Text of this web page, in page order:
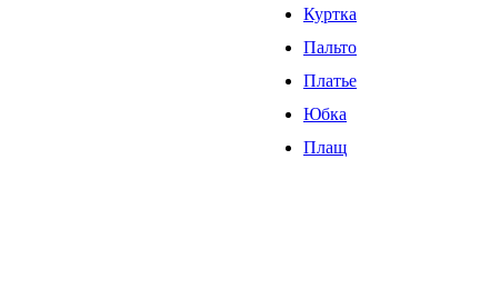
Куртка
Пальто
Платье
Юбка
Плащ